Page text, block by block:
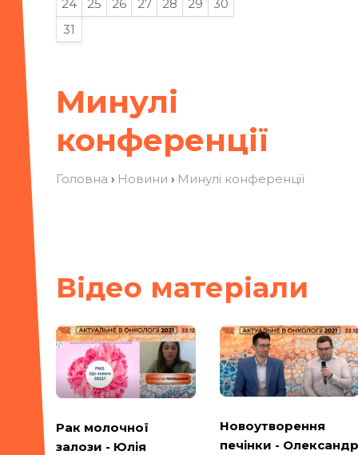
Минулі
конференції
Головна › Новини › Минулі конференції
Вiдео матерiали
Рак молочної
залози - Юлія
Новоутворення
печінки - Олександр
24
25 26 27 28 29
30
31